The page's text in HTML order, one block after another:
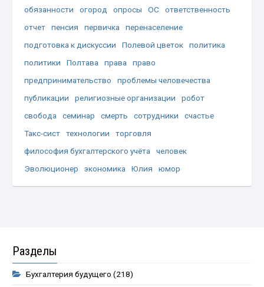
обязанности
огород опросы ОС
ответственность
отчет
пенсия первичка
перенаселение
подготовка к дискуссии
Полевой цветок
политика
политики
Полтава права
право
предпринимательство
проблемы человечества
публикации
религиозные организации
робот
свобода
семинар смерть сотрудники
счастье
Такс-сист
технологии
торговля
философия бухгалтерского учёта
человек
Эволюционер
экономика Юлия юмор
Разделы
Бухгалтерия будущего (218)